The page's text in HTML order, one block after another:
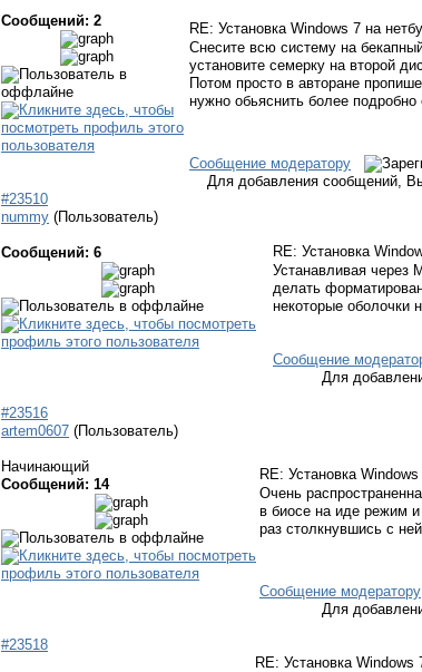
Сообщений: 2 RE: Установка Windows 7 на
Снесите всю систему на
установите семерку на второй
Потом просто в авторане
нужно обьяснить более подробно
Сообщение модератору
Для добавления сообщений,
#23510
nummy (Пользователь)
Сообщений: 6 RE: Установка
Устанавливая
делать
некоторые оболочки
Сообщение
Для
#23516
artem0607 (Пользователь)
Начинающий
Сообщений: 14
RE: Установка
Очень
в биосе на иде режим
раз столкнувшись с
Сообщение модератору
Для
#23518
RE: Установка Windows